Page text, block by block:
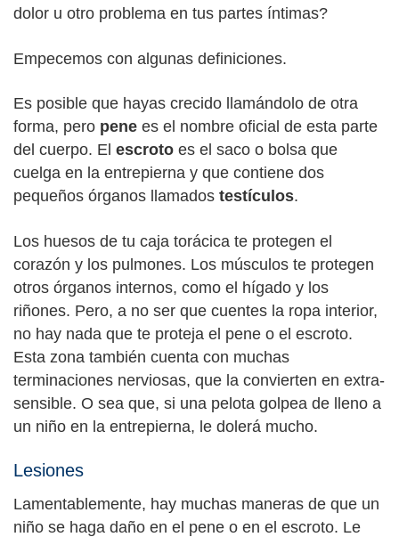
dolor u otro problema en tus partes íntimas?
Empecemos con algunas definiciones.
Es posible que hayas crecido llamándolo de otra
forma, pero pene es el nombre oficial de esta parte
del cuerpo. El escroto es el saco o bolsa que
cuelga en la entrepierna y que contiene dos
pequeños órganos llamados testículos.
Los huesos de tu caja torácica te protegen el
corazón y los pulmones. Los músculos te protegen
otros órganos internos, como el hígado y los
riñones. Pero, a no ser que cuentes la ropa interior,
no hay nada que te proteja el pene o el escroto.
Esta zona también cuenta con muchas
terminaciones nerviosas, que la convierten en extra-
sensible. O sea que, si una pelota golpea de lleno a
un niño en la entrepierna, le dolerá mucho.
Lesiones
Lamentablemente, hay muchas maneras de que un
niño se haga daño en el pene o en el escroto. Le